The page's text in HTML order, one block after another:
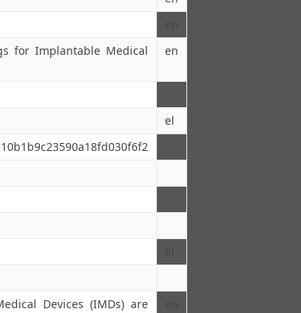
for Implantable Medical
en
el
Devices (IMDs) are